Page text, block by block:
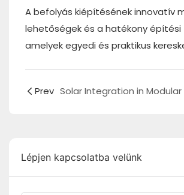
A befolyás kiépítésének innovatív
lehetőségek és a hatékony
amelyek egyedi és praktikus
Prev
Lépjen kapcsolatba velünk